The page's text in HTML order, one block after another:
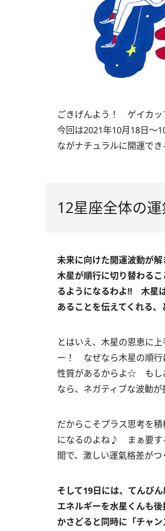
ごきげんよう！ ゲイカ
今回は2021年10月18日〜
ながナチュラルに開運で
12星座全体の
未来に向けた開運波動が
木星が順行に切り替わる
るようになるわよ!! 木星
あることを伝えてくれる
とはいえ、木星の恩恵に
ー！ なぜなら木星の順行
性質があるからよ☆ もし
なら、ネガティブな波動
だからこそプラス思考を
になるのよね♪ まぁ要す
間で、激しい運氣格差が
そして19日には、てんび
エネルギーを水星くんも
かさどると同時に「チャ